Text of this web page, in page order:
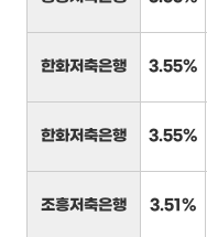
한화저축은행 3.55%
한화저축은행 3.55%
조흥저축은행 3.51%